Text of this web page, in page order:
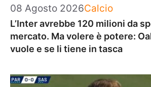
08 Agosto 2026Categorie
Calcio
L’Inter avrebbe 120 milioni da
mercato. Ma volere è potere:
vuole e se li tiene in tasca